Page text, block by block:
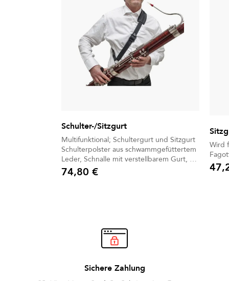
Schulter-/Sitzgurt
Multifunktional; Schultergurt und Sitzgurt
Schulterpolster aus schwammgefüttertem
Leder, Schnalle mit verstellbarem Gurt, 1
Metallhaken BG bietet Ihnen für jeden
Moment und jede Situation sowie für jede
Preis
74,80 €
Wird
Preis
Sichere Zahlung